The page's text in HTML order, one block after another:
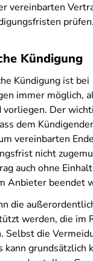
vereinbarten
prüfen.
Kündigung
Kündigung ist bei
immer möglich,
Der
dem
vereinbarten
nicht
auch ohne
Anbieter beendet
die
werden, die im
Selbst die
kann grundsätzlich